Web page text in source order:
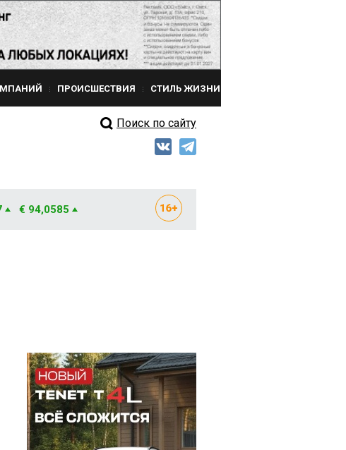
ПРОИСШЕСТВИЯ СТИЛЬ ЖИЗНИ
Поиск по сайту
€ 94,0585